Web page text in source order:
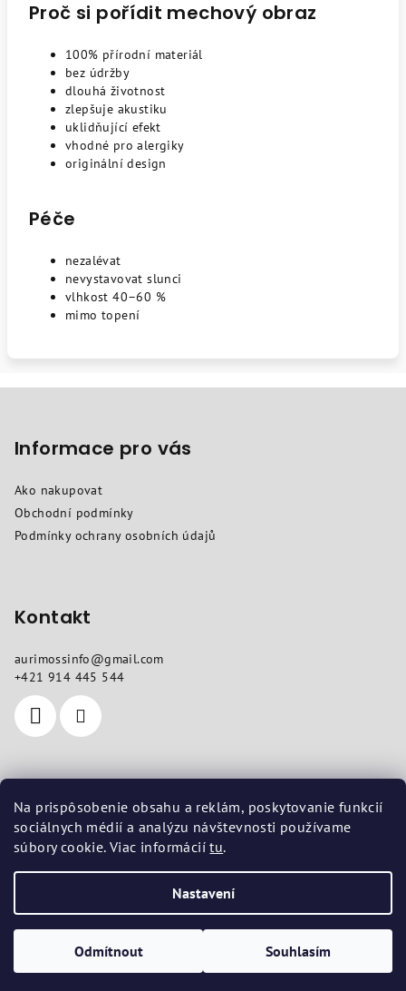
Na prispôsobenie obsahu a reklám, poskytovanie funkcií
sociálnych médií a analýzu návštevnosti používame
súbory cookie. Viac informáciítu.
Nastavení
Odmítnout Souhlasím
Proč si pořídit mechový obraz
100% přírodní materiál
bez údržby
dlouhá životnost
zlepšuje akustiku
uklidňující efekt
vhodné pro alergiky
originální design
Péče
nezalévat
nevystavovat slunci
vlhkost 40–60 %
mimo topení
Informace pro vás
Ako nakupovat
Obchodní podmínky
Podmínky ochrany osobních údajů
Kontakt
aurimossinfo@gmail.com
+421 914 445 544
Kde nás najdete
Sídlo
: Pod dubami 618/10, Liptovská Štiavnica 03401
Provozovna: Vojenská 14, Košice 04001
nastavení cookies
Vytvořil Shoptet